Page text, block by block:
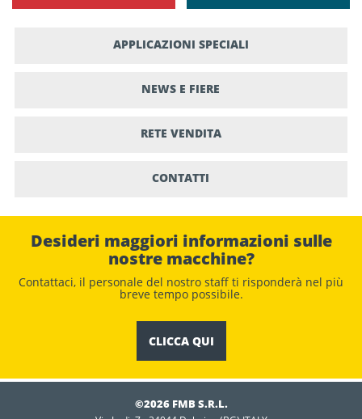
APPLICAZIONI SPECIALI
NEWS E FIERE
RETE VENDITA
CONTATTI
Desideri maggiori informazioni sulle
nostre macchine?
Contattaci, il personale del nostro staﬀ ti risponderà nel più
breve tempo possibile.
CLICCA QUI
©2026 FMB S.R.L.